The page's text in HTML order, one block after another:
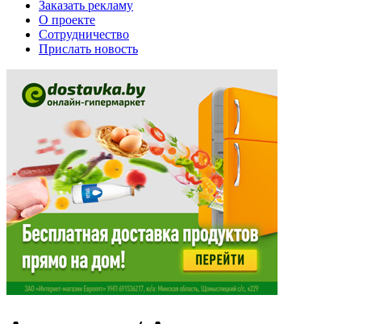
Заказать рекламу
О проекте
Сотрудничество
Прислать новость